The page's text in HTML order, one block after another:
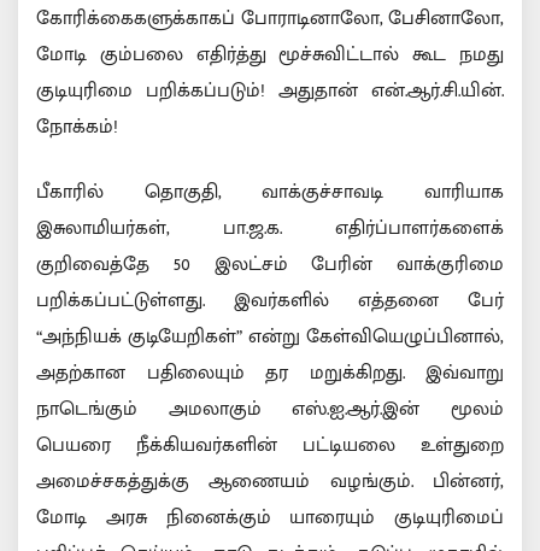
கோரிக்கைகளுக்காகப் போராடினாலோ, பேசினாலோ,
மோடி கும்பலை எதிர்த்து மூச்சுவிட்டால் கூட நமது
குடியுரிமை பறிக்கப்படும்! அதுதான் என்.ஆர்.சி.யின்.
நோக்கம்!
பீகாரில் தொகுதி, வாக்குச்சாவடி வாரியாக
இசுலாமியர்கள், பா.ஜ.க. எதிர்ப்பாளர்களைக்
குறிவைத்தே 50 இலட்சம் பேரின் வாக்குரிமை
பறிக்கப்பட்டுள்ளது. இவர்களில் எத்தனை பேர்
“அந்நியக் குடியேறிகள்” என்று கேள்வியெழுப்பினால்,
அதற்கான பதிலையும் தர மறுக்கிறது. இவ்வாறு
நாடெங்கும் அமலாகும் எஸ்.ஐ.ஆர்.இன் மூலம்
பெயரை நீக்கியவர்களின் பட்டியலை உள்துறை
அமைச்சகத்துக்கு ஆணையம் வழங்கும். பின்னர்,
மோடி அரசு நினைக்கும் யாரையும் குடியுரிமைப்